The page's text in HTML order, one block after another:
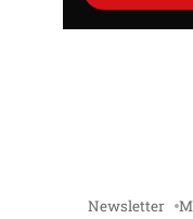
Newsletter